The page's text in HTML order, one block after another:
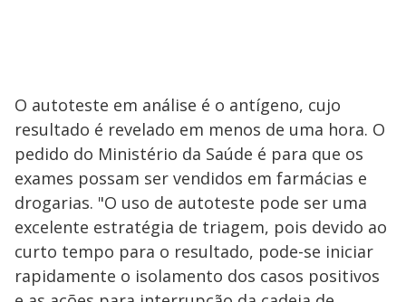
O autoteste em análise é o antígeno, cujo
resultado é revelado em menos de uma hora. O
pedido do Ministério da Saúde é para que os
exames possam ser vendidos em farmácias e
drogarias. "O uso de autoteste pode ser uma
excelente estratégia de triagem, pois devido ao
curto tempo para o resultado, pode-se iniciar
rapidamente o isolamento dos casos positivos